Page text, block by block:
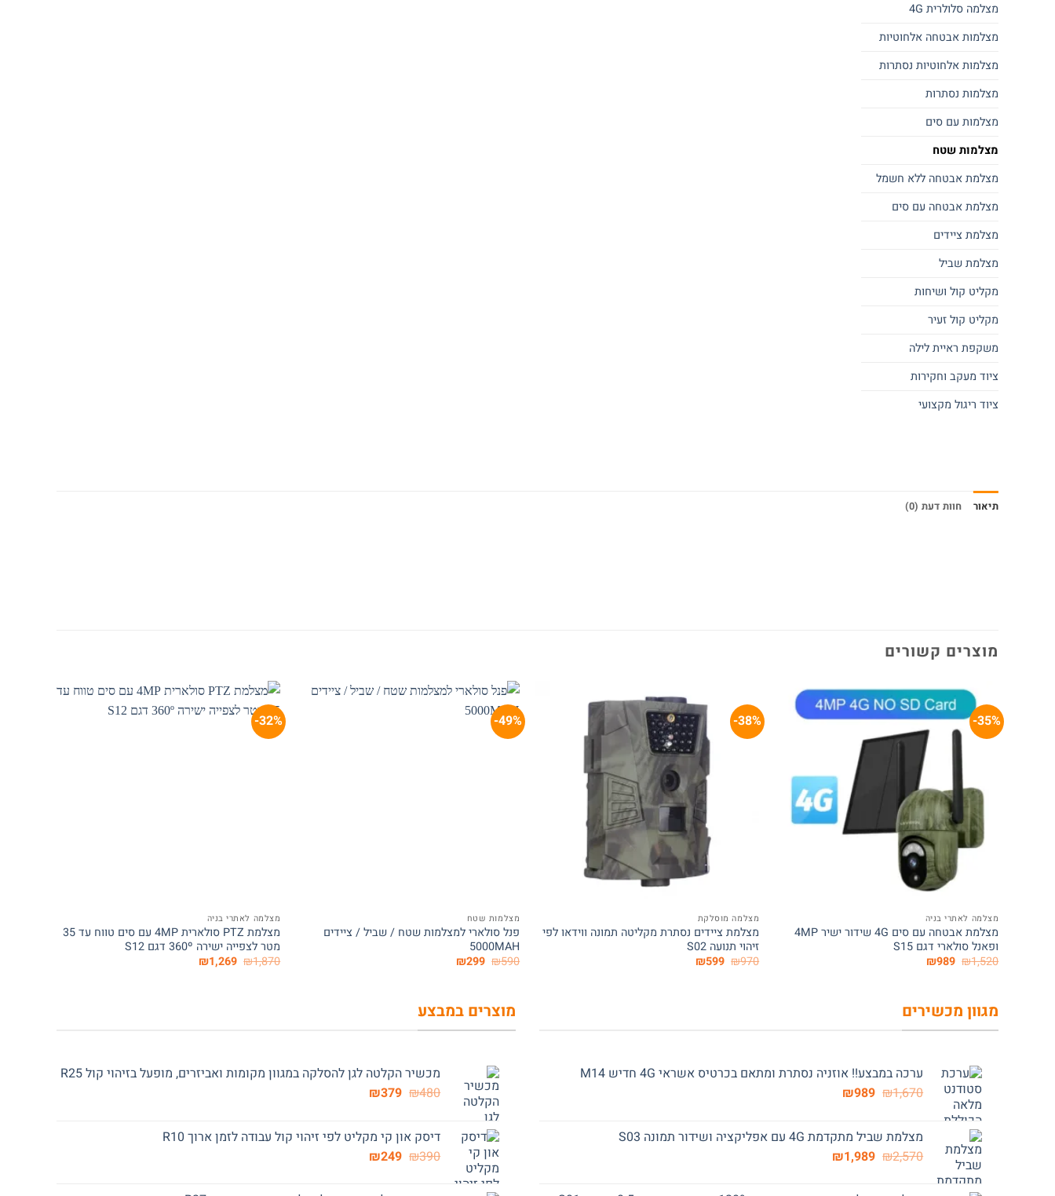
מצלמה סלולרית 4G
מצלמות אבטחה אלחוטיות
מצלמות אלחוטיות נסתרות
מצלמות נסתרות
מצלמות עם סים
מצלמות שטח
מצלמת אבטחה ללא חשמל
מצלמת אבטחה עם סים
מצלמת ציידים
מצלמת שביל
מקליט קול ושיחות
מקליט קול זעיר
משקפת ראיית לילה
ציוד מעקב וחקירות
ציוד ריגול מקצועי
תיאור חוות דעת (0)
מוצרים קשורים
35%-
מצלמה לאתרי בניה
מצלמת אבטחה עם סים 4G שידור ישיר 4MP
ופאנל סולארי דגם S15
₪1,520 המחיר
₪989
38%-
המלאי אזל
מצלמה מוסלקת
מצלמת ציידים נסתרת מקליטה תמונה ווידאו לפי
זיהוי תנועה S02
₪970 המחיר
₪599
49%-
מצלמות שטח
פנל סולארי למצלמות שטח / שביל / ציידים
5000MAH
₪590 המחיר
₪299
32%-
מצלמה לאתרי בניה
מצלמת PTZ סולארית 4MP עם סים טווח עד 35
מטר לצפייה ישירה 360º דגם S12
₪1,870 המחיר
המקורי
₪1,269
מגוון מכשירים
ערכה במבצע!! אוזניה נסתרת ומתאם בכרטיס אשראי 4G חדיש M14
₪1,670
המחיר
₪1,670.
₪989 המחיר
₪989.
מצלמת שביל מתקדמת 4G עם אפליקציה ושידור תמונה S03
₪2,570
המחיר₪1,989
המחיר
מוצרים במבצע
מכשיר הקלטה לגן להסלקה במגוון מקומות ואביזרים, מופעל בזיהוי קול R25
₪480
המחיר
₪480.
₪379 המחיר
₪379.
דיסק און קי מקליט לפי זיהוי קול עבודה לזמן ארוך R10
₪390
המחיר
₪249 המחיר